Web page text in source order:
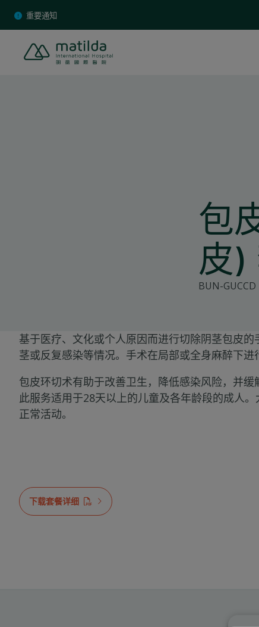
重要通知
包
皮)
BUN-GUCCD
基于医疗、文化或个人原因而进行切除阴茎包皮
茎或反复感染等情况。 手术在局部或全身麻醉下进
包皮环切术有助于改善卫生，降低感染风险，并缓
此服务适用于28天以上的儿童及各年龄段的成人
正常活动。
下载套餐详细